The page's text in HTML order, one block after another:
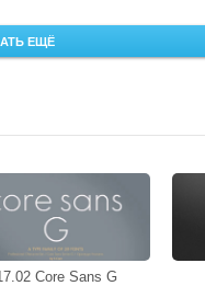
ЕЩЁ
Core Sans G